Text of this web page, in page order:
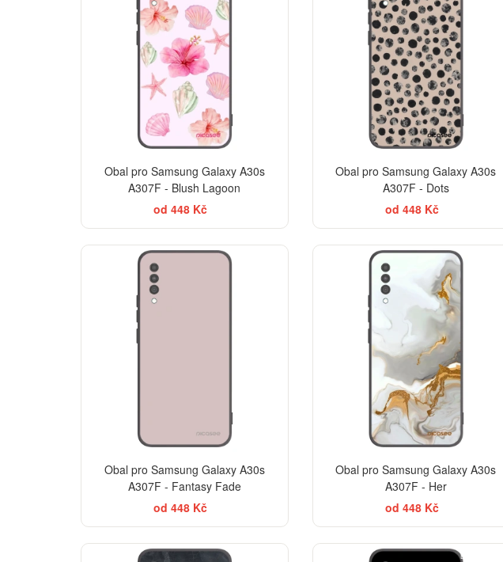
Obal pro Samsung Galaxy A30s
A307F - Blush Lagoon
od 448 Kč
Obal pro Samsung Galaxy A30s
A307F - Dots
od 448 Kč
Obal pro Samsung Galaxy A30s
A307F - Fantasy Fade
od 448 Kč
Obal pro Samsung Galaxy A30s
A307F - Her
od 448 Kč
BESTSELLER